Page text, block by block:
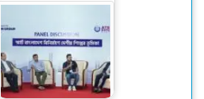
স্মার্ট বাংলাদেশ বিনির্মাণে
‘সেন্ট্রাল ফোরাম’ গঠনের
আহ্বান